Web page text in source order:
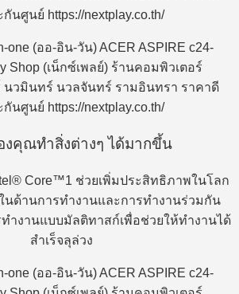
งคุณทำสิ่งต่างๆ ได้มากขึ้น
Core™1 ช่วยเพิ่มประสิทธิภาพในโลก
นด้านการทำงานและการทำงานร่วมกัน
ำงานแบบมัลติทาสก์เพื่อช่วยให้ทำงานได้
สำเร็จลุล่วง